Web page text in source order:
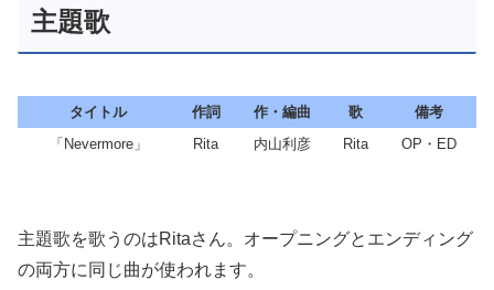
主題歌
タイトル 作詞 作・編曲 歌
備考
「Nevermore」
Rita 内山利彦 Rita OP・ED
主題歌を歌うのはRitaさん。オープニングとエンディング
の両方に同じ曲が使われます。